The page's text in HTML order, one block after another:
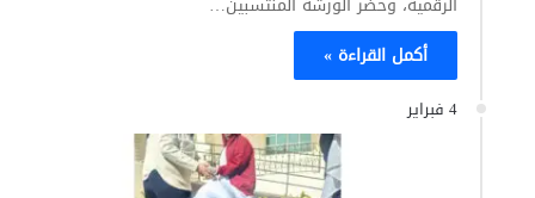
أكمل القراءة »
4 فبراير